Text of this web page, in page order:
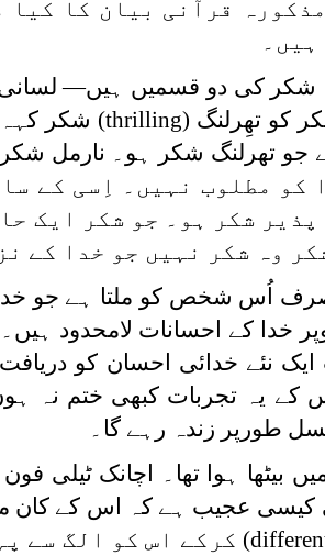
قرآنی بیان کا
شکر کی دو قسمیں ہیں—
کو تھِرلنگ (thrilling) شکر
تھرلنگ شکر ہو۔ نارمل
کو مطلوب نہیں۔ اِسی کے
شکر ہو۔ جو شکر ایک
وہ شکر نہیں جو خدا کے
اُس شخص کو ملتا ہے جو
خدا کے احسانات لامحدود
نئے خدائی احسان کو
کے یہ تجربات کبھی ختم نہ
طورپر زندہ رہے گا۔
میں بیٹھا ہوا تھا۔ اچانک
عجیب ہے کہ اس کے کان
کرکے اس کو الگ سے